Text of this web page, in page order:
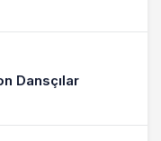
Dansçılar